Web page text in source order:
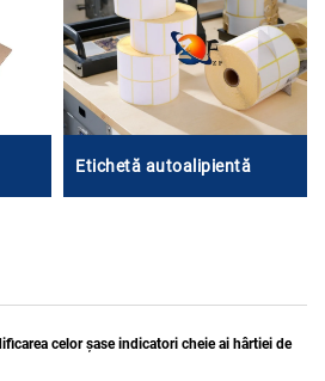
Etichetă autoalipientă
celor șase indicatori cheie ai hârtiei de